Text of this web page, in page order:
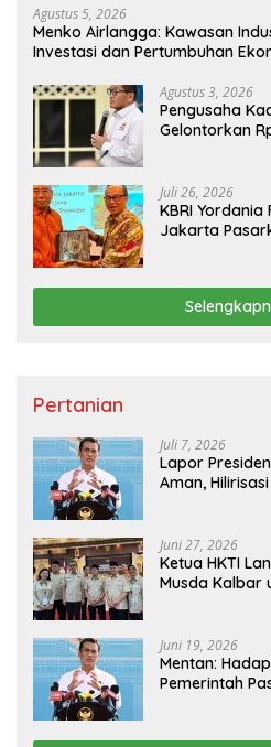
Agustus 5, 2026
Menko Airlangga: Kawasan
Investasi dan Pertumbuhan
Agustus 3, 2026
Pengusaha
Gelontorkan
Juli 26, 2026
KBRI
Jakarta
Pertanian
Juli 7, 2026
Lapor
Aman,
Juni 27, 2026
Ketua HKTI
Musda Kalbar
Juni 19, 2026
Mentan:
Pemerintah